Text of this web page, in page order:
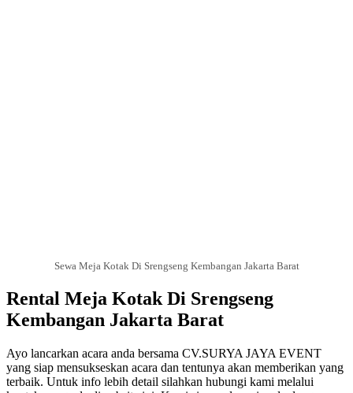
Sewa Meja Kotak Di Srengseng Kembangan Jakarta Barat
Rental Meja Kotak Di Srengseng
Kembangan Jakarta Barat
Ayo lancarkan acara anda bersama CV.SURYA JAYA EVENT
yang siap mensukseskan acara dan tentunya akan memberikan yang
terbaik. Untuk info lebih detail silahkan hubungi kami melalui